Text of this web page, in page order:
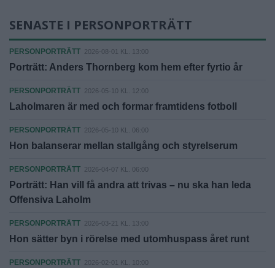
SENASTE I PERSONPORTRÄTT
PERSONPORTRÄTT 2026-08-01 KL. 13:00
Porträtt: Anders Thornberg kom hem efter fyrtio år
PERSONPORTRÄTT 2026-05-10 KL. 12:00
Laholmaren är med och formar framtidens fotboll
PERSONPORTRÄTT 2026-05-10 KL. 06:00
Hon balanserar mellan stallgång och styrelserum
PERSONPORTRÄTT 2026-04-07 KL. 06:00
Porträtt: Han vill få andra att trivas – nu ska han leda
Offensiva Laholm
PERSONPORTRÄTT 2026-03-21 KL. 13:00
Hon sätter byn i rörelse med utomhuspass året runt
PERSONPORTRÄTT 2026-02-01 KL. 10:00